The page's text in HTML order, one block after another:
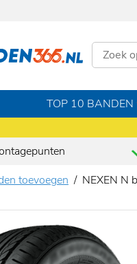
TOP 10 BANDEN
toevoegen NEXEN N